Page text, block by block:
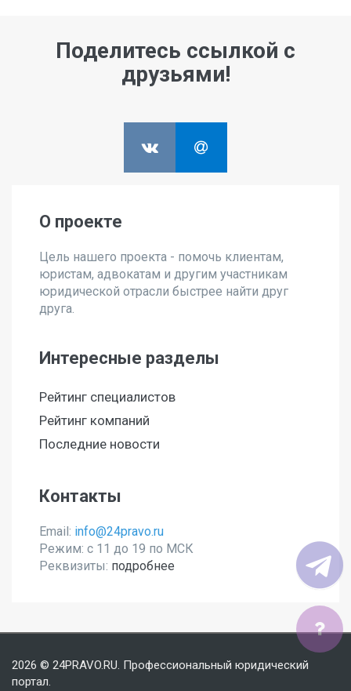
Поделитесь ссылкой с
друзьями!
О проекте
Цель нашего проекта - помочь клиентам,
юристам, адвокатам и другим участникам
юридической отрасли быстрее найти друг
друга.
Интересные разделы
Рейтинг специалистов
Рейтинг компаний
Последние новости
Контакты
Email: info@24pravo.ru
Режим: с 11 до 19 по МСК
Реквизиты: подробнее
2026 © 24PRAVO.RU. Профессиональный юридический
портал.
Мы используем файлы cookies, чтобы улучшить сайт
для Вас